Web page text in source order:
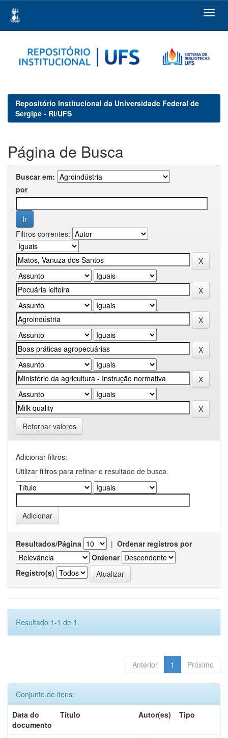
navigation
Repositório Institucional da Universidade Federal de
Sergipe - RI/UFS
Página de Busca
Buscar em:
por
Filtros correntes:
Retornar valores
Adicionar filtros:
Utilizar filtros para refinar o resultado de busca.
Resultados/Página | Ordenar registros por
Ordenar
Registro(s)
Resultado 1-1 de 1.
Anterior 1 Próximo
Conjunto de itens:
Data do
documento
Título Autor(es) Tipo